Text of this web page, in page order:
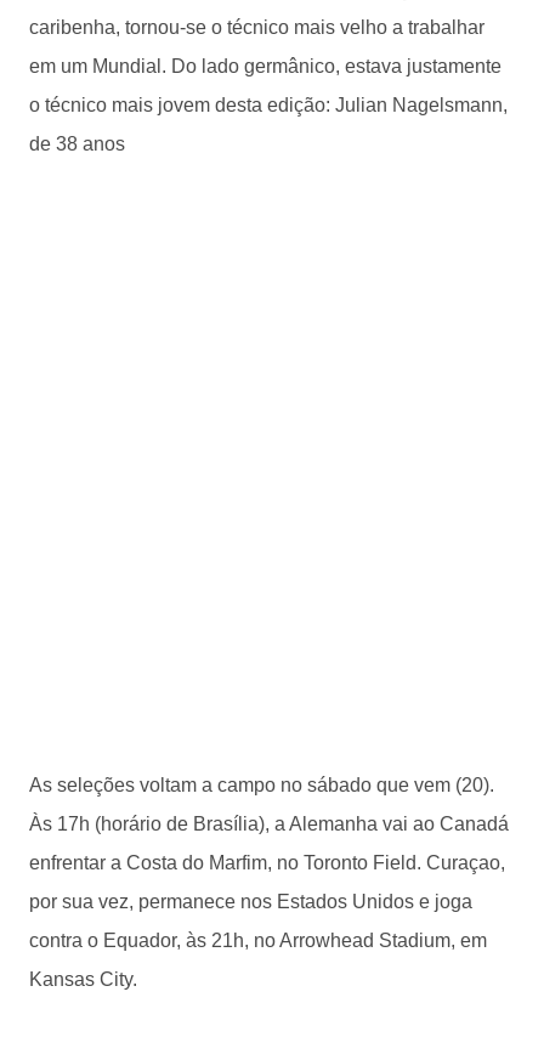
caribenha, tornou-se o técnico mais velho a trabalhar
em um Mundial. Do lado germânico, estava justamente
o técnico mais jovem desta edição: Julian Nagelsmann,
de 38 anos
As seleções voltam a campo no sábado que vem (20).
Às 17h (horário de Brasília), a Alemanha vai ao Canadá
enfrentar a Costa do Marfim, no Toronto Field. Curaçao,
por sua vez, permanece nos Estados Unidos e joga
contra o Equador, às 21h, no Arrowhead Stadium, em
Kansas City.